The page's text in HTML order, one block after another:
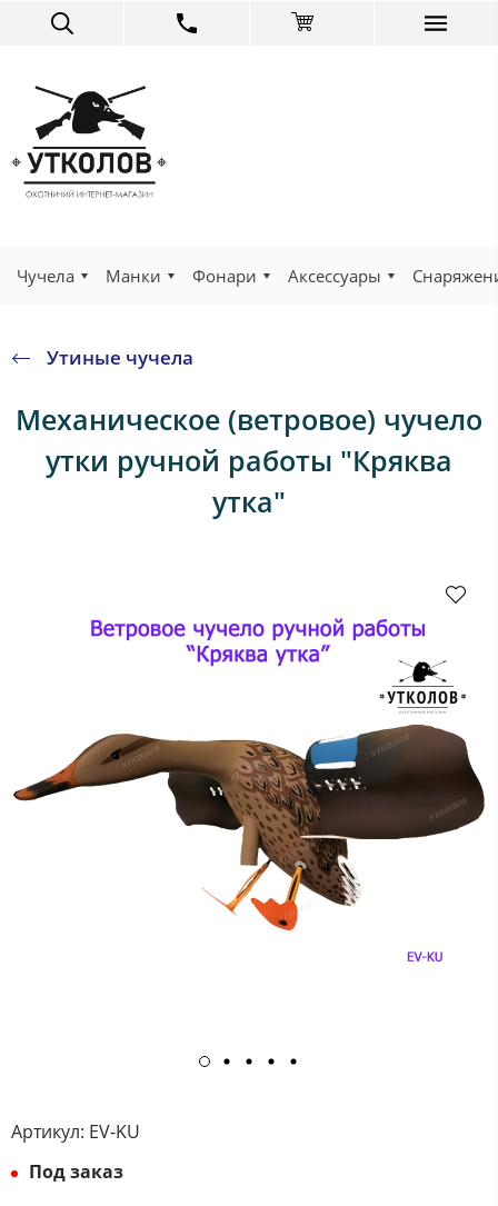
Чучела Манки Фонари Аксессуары
Утиные чучела
Механическое (ветровое) чучело
утки ручной работы "Кряква
утка"
Артикул: EV-KU
Под заказ